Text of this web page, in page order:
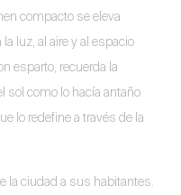
compacto se eleva
luz, al aire y al espacio
esparto, recuerda la
sol como lo hacía antaño
lo redefine a través de la
la ciudad a sus habitantes.